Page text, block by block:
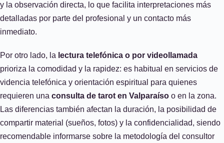
y la observación directa, lo que facilita interpretaciones más
detalladas por parte del profesional y un contacto más
inmediato.
Por otro lado, la lectura telefónica o por videollamada
prioriza la comodidad y la rapidez: es habitual en servicios de
videncia telefónica y orientación espiritual para quienes
requieren una consulta de tarot en Valparaíso o en la zona.
Las diferencias también afectan la duración, la posibilidad de
compartir material (sueños, fotos) y la confidencialidad, siendo
recomendable informarse sobre la metodología del consultor